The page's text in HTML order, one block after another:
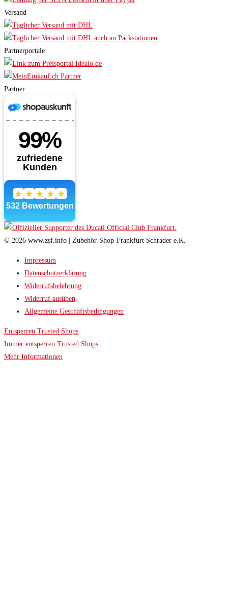
Versand
Partnerportale
Partner
© 2026 www.zsf.info | Zubehör-Shop-Frankfurt Schrader e.K.
Impressum
Datenschutzerklärung
Widerrufsbelehrung
Widerruf ausüben
Allgemeine Geschäftsbedingungen
Entsperren Trusted Shops
Immer entsperren Trusted Shops
Mehr Informationen